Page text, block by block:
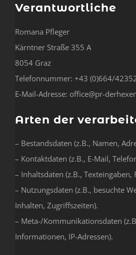
Verantwortliche
Romana Pfleger
Kärntner Straße 355 A
8054 Graz
Telefonnummer: +43 (0)664/
E-Mail-Adresse: office@pr-
Arten der
– Bestandsdaten (z.B., Namen,
– Kontaktdaten (z.B., E-Mail,
– Inhaltsdaten (z.B., Texteingaben,
– Nutzungsdaten (z.B., besuchte
Inhalten, Zugriffszeiten).
– Meta-/Kommunikationsdaten
Informationen, IP-Adressen).